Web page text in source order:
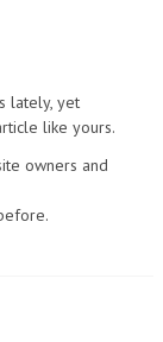
lately, yet
like yours.
owners and